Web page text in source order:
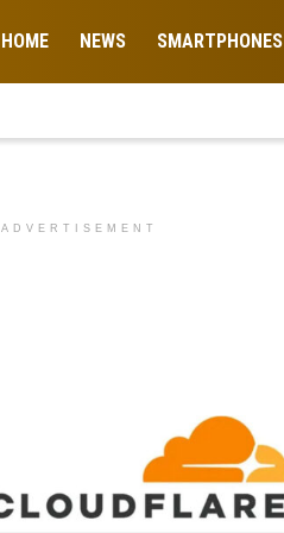
HOME NEWS SMARTPHONES
ADVERTISEMENT